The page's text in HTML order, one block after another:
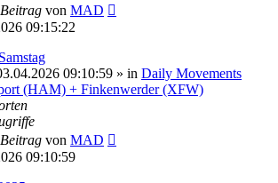
von MAD
09:15:22
09:10:59 » in Daily Movements
(HAM) + Finkenwerder (XFW)
von MAD
09:10:59